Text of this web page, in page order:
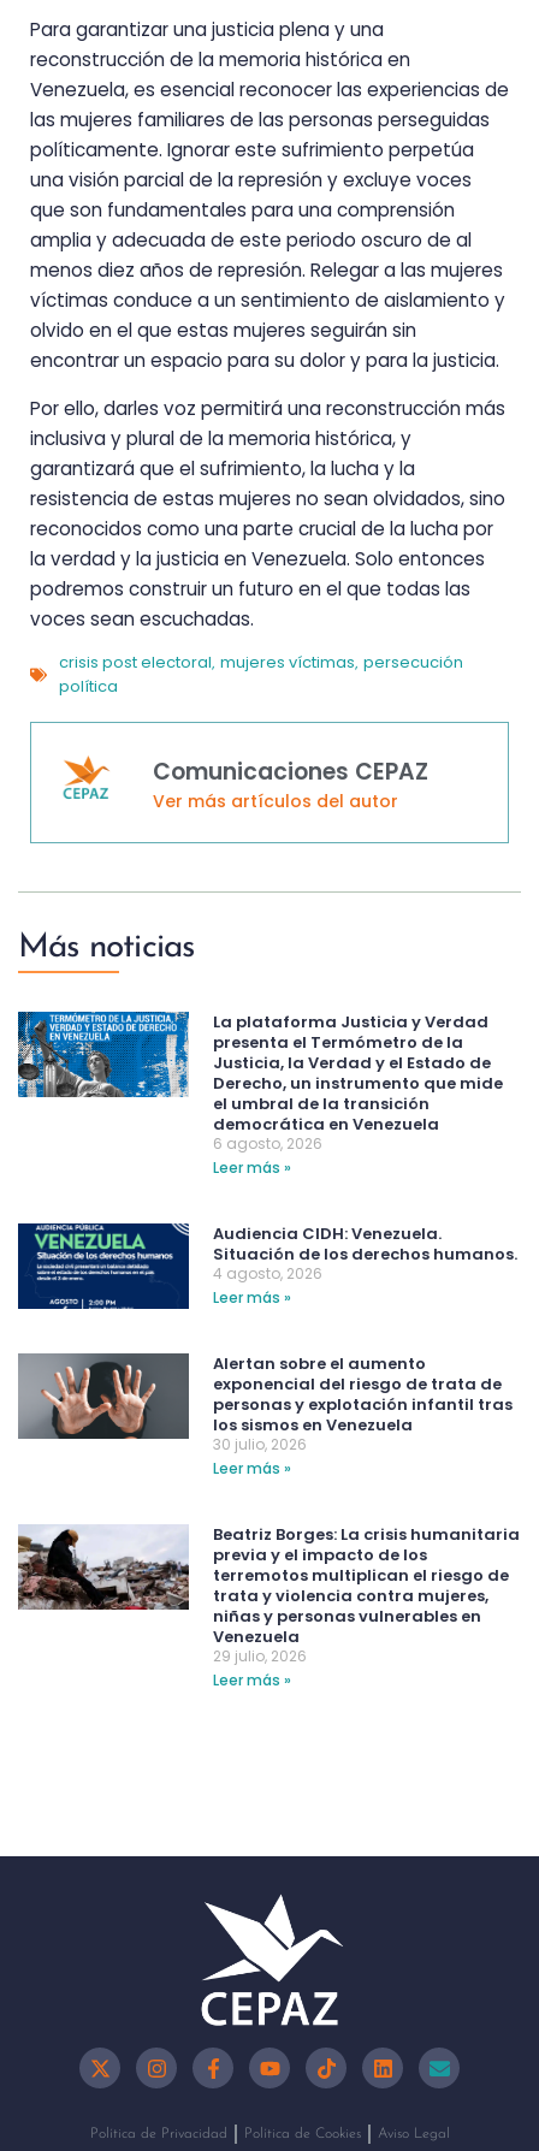
Para garantizar una justicia plena y una
reconstrucción de la memoria histórica en
Venezuela, es esencial reconocer las experiencias de
las mujeres familiares de las personas perseguidas
políticamente. Ignorar este sufrimiento perpetúa
una visión parcial de la represión y excluye voces
que son fundamentales para una comprensión
amplia y adecuada de este periodo oscuro de al
menos diez años de represión. Relegar a las mujeres
víctimas conduce a un sentimiento de aislamiento y
olvido en el que estas mujeres seguirán sin
encontrar un espacio para su dolor y para la justicia.
Por ello, darles voz permitirá una reconstrucción más
inclusiva y plural de la memoria histórica, y
garantizará que el sufrimiento, la lucha y la
resistencia de estas mujeres no sean olvidados, sino
reconocidos como una parte crucial de la lucha por
la verdad y la justicia en Venezuela. Solo entonces
podremos construir un futuro en el que todas las
voces sean escuchadas.
crisis post electoral, mujeres víctimas, persecución
política
Comunicaciones CEPAZ
Ver más artículos del autor
Más noticias
La plataforma Justicia y Verdad
presenta el Termómetro de la
Justicia, la Verdad y el Estado de
Derecho, un instrumento que mide
el umbral de la transición
democrática en Venezuela
6 agosto, 2026
Leer más »
Audiencia CIDH: Venezuela.
Situación de los derechos humanos.
4 agosto, 2026
Leer más »
Alertan sobre el aumento
exponencial del riesgo de trata de
personas y explotación infantil tras
los sismos en Venezuela
30 julio, 2026
Leer más »
Beatriz Borges: La crisis humanitaria
previa y el impacto de los
terremotos multiplican el riesgo de
trata y violencia contra mujeres,
niñas y personas vulnerables en
Venezuela
29 julio, 2026
Leer más »
Política de Privacidad Política de Cookies Aviso Legal